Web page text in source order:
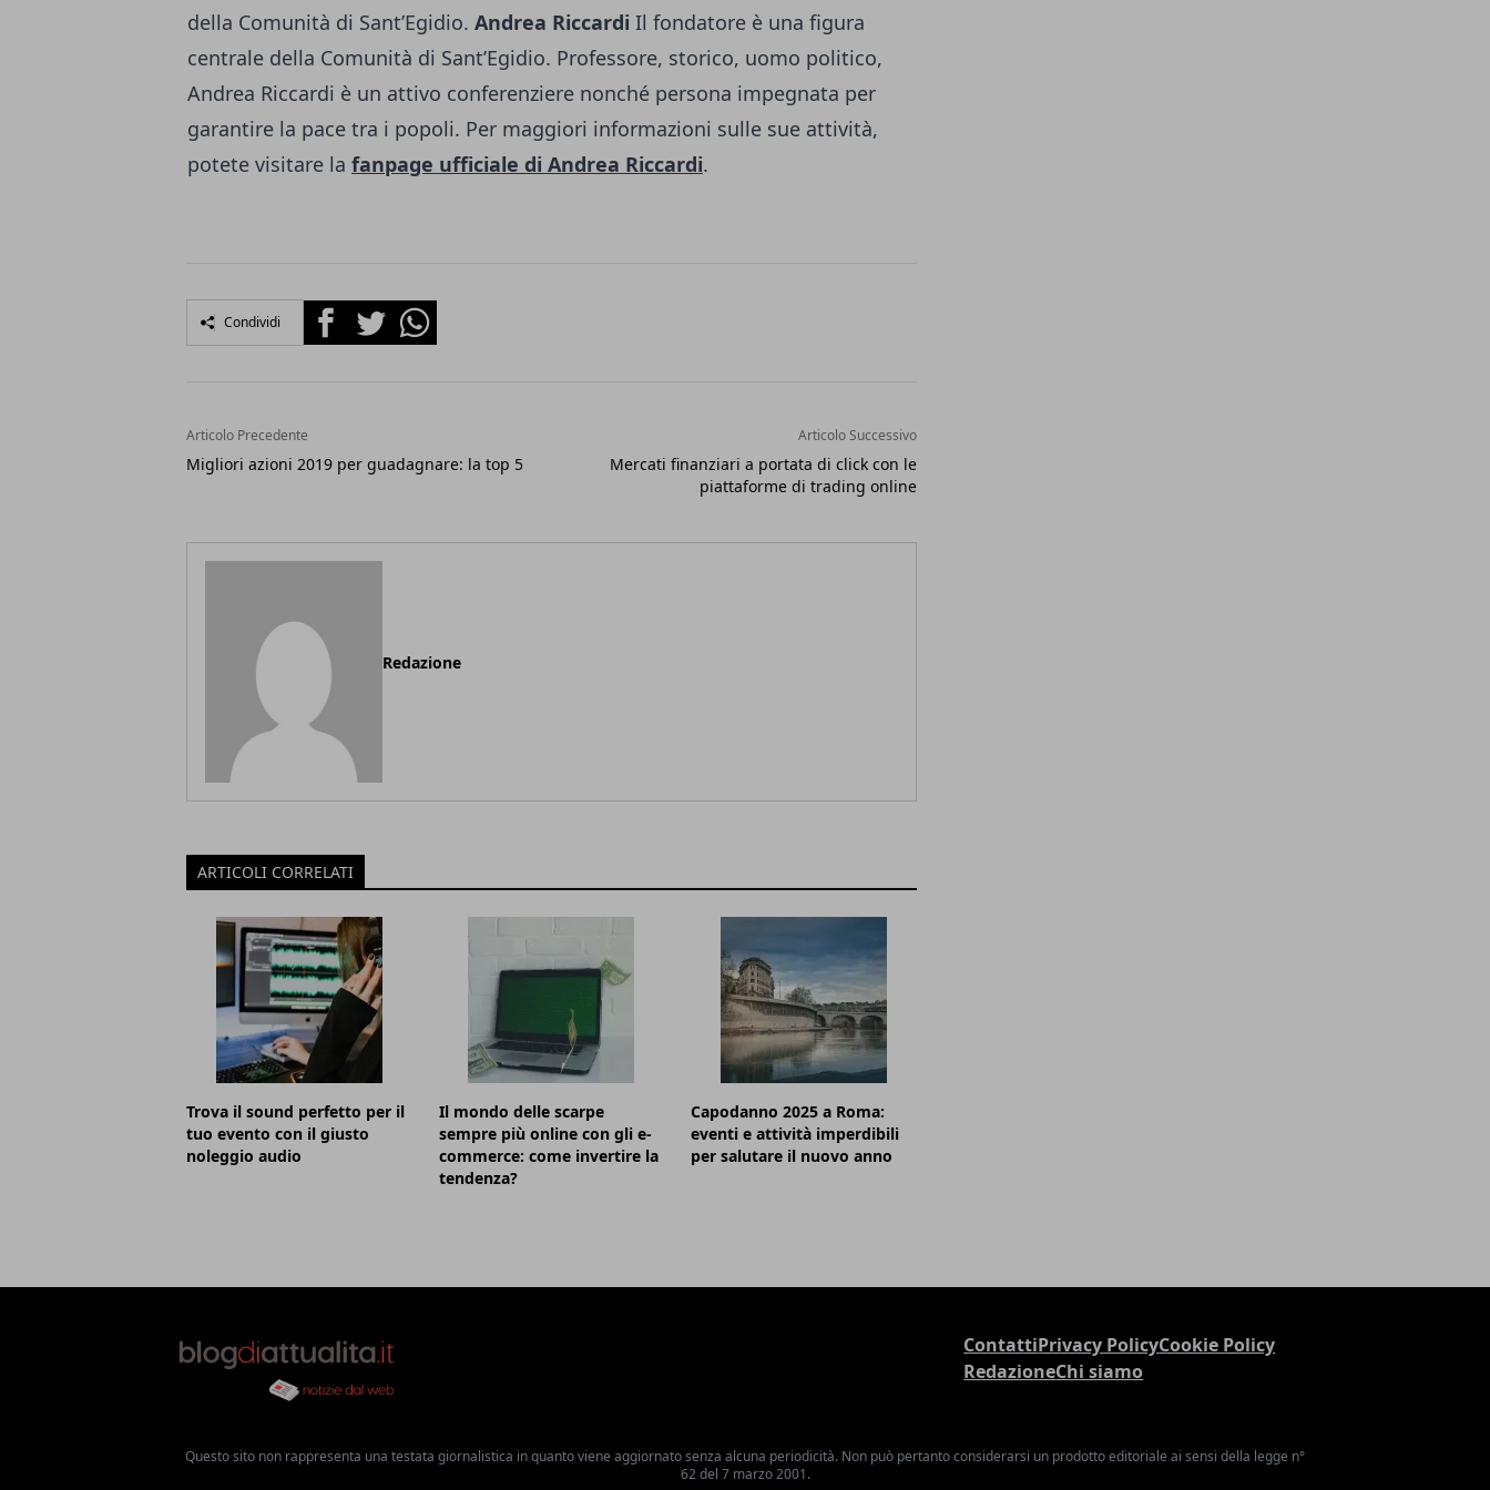
della Comunità di Sant’Egidio. Andrea Riccardi Il fondatore è una figura
centrale della Comunità di Sant’Egidio. Professore, storico, uomo politico,
Andrea Riccardi è un attivo conferenziere nonché persona impegnata per
garantire la pace tra i popoli. Per maggiori informazioni sulle sue attività,
potete visitare la fanpage ufficiale di Andrea Riccardi.
Condividi FacebookTwitterWhatsapp
Articolo Precedente
Migliori azioni 2019 per guadagnare: la top 5
Articolo Successivo
Mercati finanziari a portata di click con le
piattaforme di trading online
Redazione
ARTICOLI CORRELATI
Trova il sound perfetto per il
tuo evento con il giusto
noleggio audio
Il mondo delle scarpe
sempre più online con gli e-
commerce: come invertire la
tendenza?
Capodanno 2025 a Roma:
eventi e attività imperdibili
per salutare il nuovo anno
ContattiPrivacy PolicyCookie Policy
RedazioneChi siamo
Questo sito non rappresenta una testata giornalistica in quanto viene aggiornato senza alcuna periodicità. Non può pertanto considerarsi un prodotto editoriale ai sensi della legge n°
62 del 7 marzo 2001.